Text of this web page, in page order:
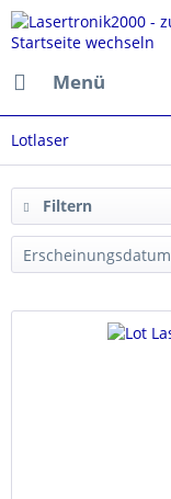
Menü
Lotlaser
Filtern